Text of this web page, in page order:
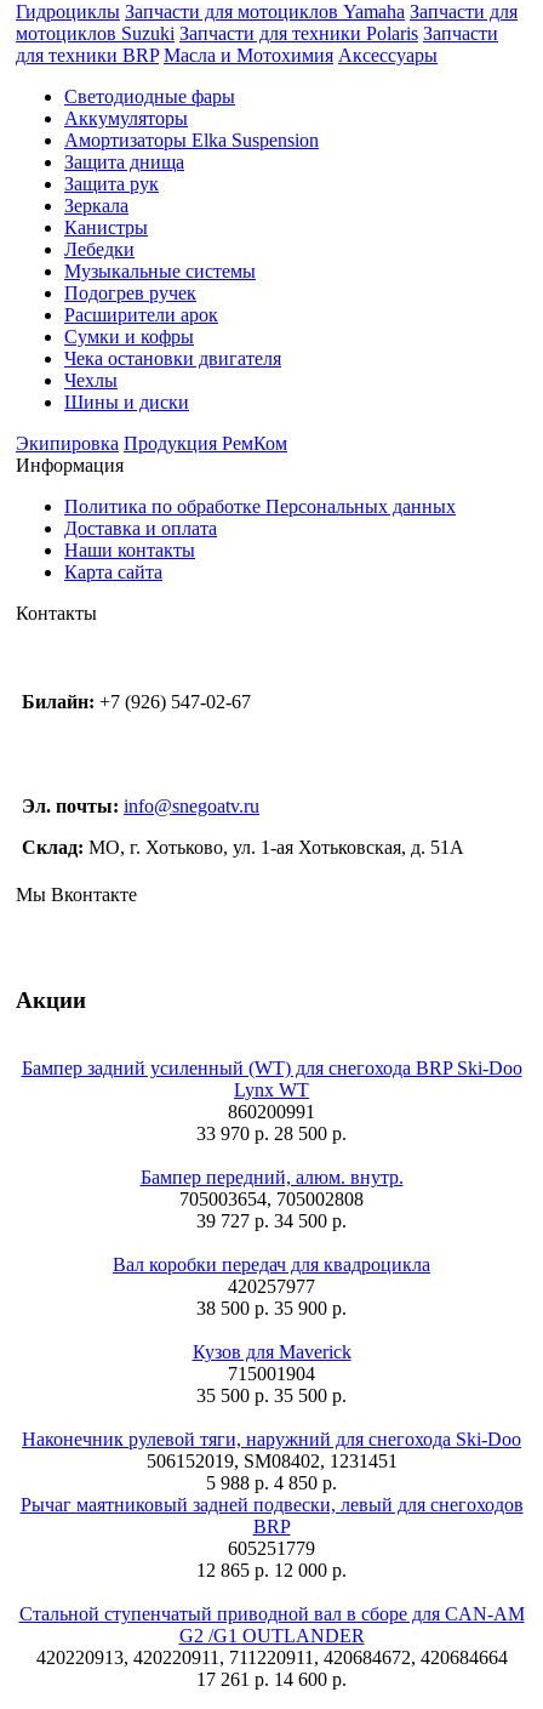
Гидроциклы Запчасти для мотоциклов Yamaha Запчасти для
мотоциклов Suzuki Запчасти для техники Polaris Запчасти
для техники BRP Масла и Мотохимия Аксессуары
Cветодиодные фары
Аккумуляторы
Амортизаторы Elka Suspension
Защита днища
Защита рук
Зеркала
Канистры
Лебедки
Музыкальные системы
Подогрев ручек
Расширители арок
Сумки и кофры
Чека остановки двигателя
Чехлы
Шины и диски
Экипировка Продукция РемКом
Информация
Политика по обработке Персональных данных
Доставка и оплата
Наши контакты
Карта сайта
Контакты
Билайн: +7 (926) 547-02-67
Эл. почты: info@snegoatv.ru
Склад: МО, г. Хотьково, ул. 1-ая Хотьковская, д. 51А
Мы Вконтакте
Акции
Бампер задний усиленный (WT) для снегохода BRP Ski-Doo
Lynx WT
860200991
33 970 р. 28 500 р.
Бампер передний, алюм. внутр.
705003654, 705002808
39 727 р. 34 500 р.
Вал коробки передач для квадроцикла
420257977
38 500 р. 35 900 р.
Кузов для Maverick
715001904
35 500 р. 35 500 р.
Наконечник рулевой тяги, наружний для снегохода Ski-Doo
506152019, SM08402, 1231451
5 988 р. 4 850 р.
Рычаг маятниковый задней подвески, левый для снегоходов
BRP
605251779
12 865 р. 12 000 р.
Стальной ступенчатый приводной вал в сборе для CAN-AM
G2 /G1 OUTLANDER
420220913, 420220911, 711220911, 420684672, 420684664
17 261 р. 14 600 р.